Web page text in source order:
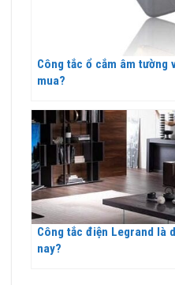
Công tắc ổ cắm âm tường
mua?
Công tắc điện Legrand là
nay?